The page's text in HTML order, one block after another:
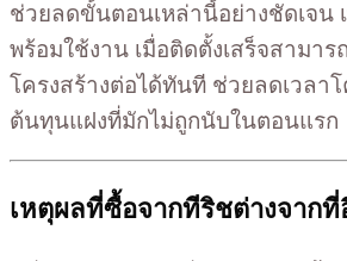
ช่วยลดขั้นตอนเหล่านี้อย่างชัดเจน
พร้อมใช้งาน เมื่อติดตั้งเสร็จสามาร
โครงสร้างต่อได้ทันที ช่วยลดเวลา
ต้นทุนแฝงที่มักไม่ถูกนับในตอนแรก
เหตุผลที่ซื้อจากทีริชต่างจาก